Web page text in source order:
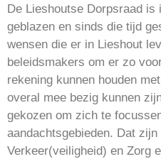
De Lieshoutse Dorpsraad is
geblazen en sinds die tijd
wensen die er in Lieshout
beleidsmakers om er zo
rekening kunnen houden
overal mee bezig kunnen
gekozen om zich te
aandachtsgebieden. Dat
Verkeer(veiligheid) en Zorg